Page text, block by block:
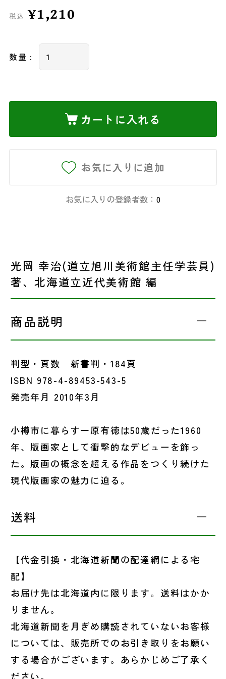
税込 ¥1,210
数量 :
カートに入れる
お気に入りに追加
お気に入りの登録者数： 0
光岡 幸治(道立旭川美術館主任学芸員)
著、北海道立近代美術館 編
商品説明
判型・頁数 新書判・184頁
ISBN 978-4-89453-543-5
発売年月 2010年3月
小樽市に暮らす一原有徳は50歳だった1960
年、版画家として衝撃的なデビューを飾っ
た。版画の概念を超える作品をつくり続けた
現代版画家の魅力に迫る。
送料
【代金引換・北海道新聞の配達網による宅
配】
お届け先は北海道内に限ります。送料はかか
りません。
北海道新聞を月ぎめ購読されていないお客様
については、販売所でのお引き取りをお願い
する場合がございます。あらかじめご了承く
ださい。